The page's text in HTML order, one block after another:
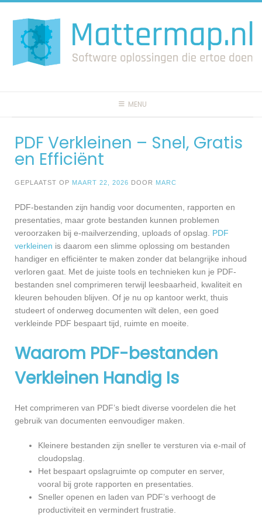
naar
inhoud
MENU
PDF Verkleinen – Snel, Gratis
en Efficiënt
GEPLAATST OP MAART 22, 2026 DOOR MARC
PDF-bestanden zijn handig voor documenten, rapporten en
presentaties, maar grote bestanden kunnen problemen
veroorzaken bij e-mailverzending, uploads of opslag. PDF
verkleinen is daarom een slimme oplossing om bestanden
handiger en efficiënter te maken zonder dat belangrijke inhoud
verloren gaat. Met de juiste tools en technieken kun je PDF-
bestanden snel comprimeren terwijl leesbaarheid, kwaliteit en
kleuren behouden blijven. Of je nu op kantoor werkt, thuis
studeert of onderweg documenten wilt delen, een goed
verkleinde PDF bespaart tijd, ruimte en moeite.
Waarom PDF-bestanden
Verkleinen Handig Is
Het comprimeren van PDF’s biedt diverse voordelen die het
gebruik van documenten eenvoudiger maken.
Kleinere bestanden zijn sneller te versturen via e-mail of
cloudopslag.
Het bespaart opslagruimte op computer en server,
vooral bij grote rapporten en presentaties.
Sneller openen en laden van PDF’s verhoogt de
productiviteit en vermindert frustratie.